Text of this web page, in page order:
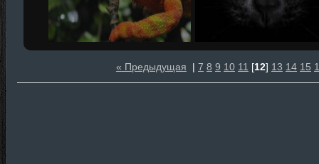
« Предыдущая | 7 8 9 10 11 [12] 13 14 15